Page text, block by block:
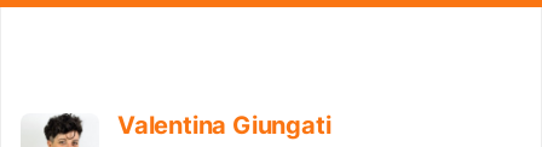
Valentina Giungati